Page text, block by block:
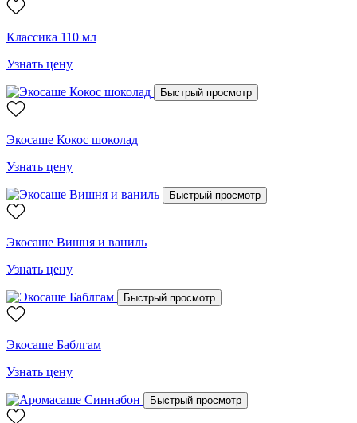
Классика 110 мл
Узнать цену
Быстрый просмотр
Экосаше Кокос шоколад
Узнать цену
Быстрый просмотр
Экосаше Вишня и ваниль
Узнать цену
Быстрый просмотр
Экосаше Баблгам
Узнать цену
Быстрый просмотр